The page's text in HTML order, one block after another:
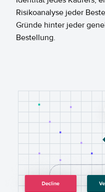
Risikoanalyse jeder
Gründe hinter jeder
Bestellung.